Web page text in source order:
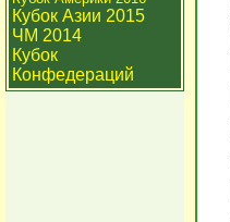
Кубок Азии 2015
ЧМ 2014
Кубок
Конфедераций